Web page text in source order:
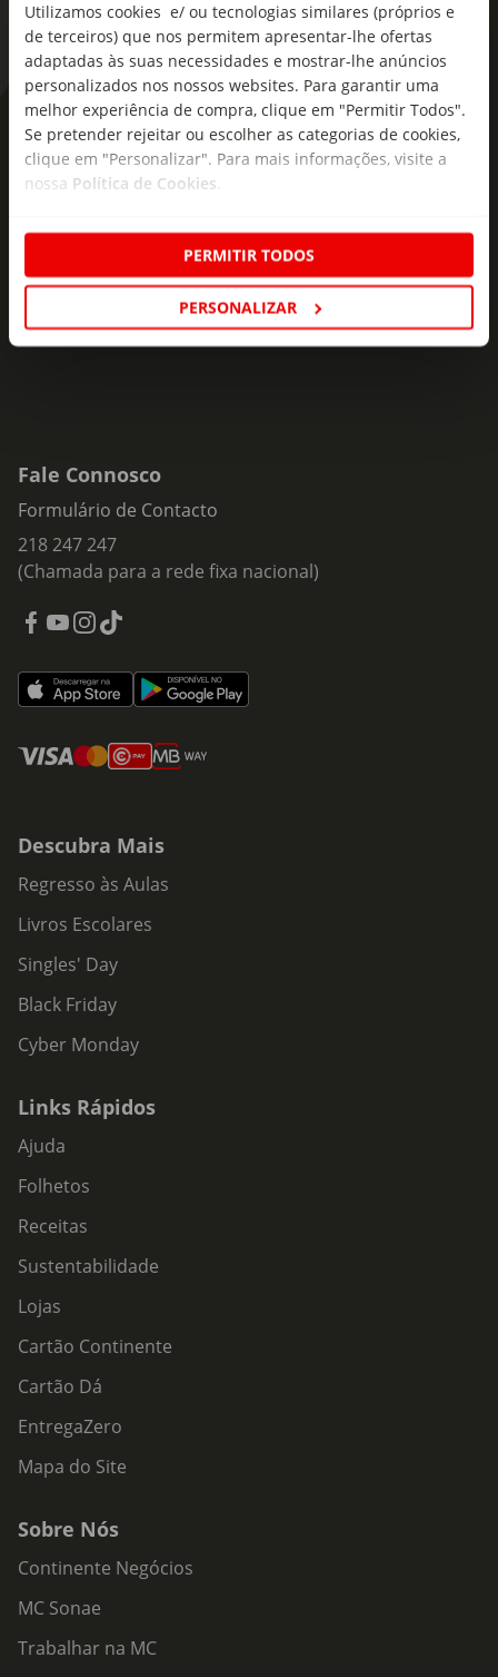
Utilizamos cookies e/ ou tecnologias similares (próprios e
de terceiros) que nos permitem apresentar-lhe ofertas
adaptadas às suas necessidades e mostrar-lhe anúncios
personalizados nos nossos websites. Para garantir uma
melhor experiência de compra, clique em "Permitir Todos".
Se pretender rejeitar ou escolher as categorias de cookies,
clique em "Personalizar". Para mais informações, visite a
nossa Política de Cookies.
PERMITIR TODOS
PERSONALIZAR
As novidades mais frescas no
seu e-mail!
ofertas e novidades para si.
Insira o seu e-
Subscrever
Fale Connosco
Formulário de Contacto
218 247 247
(Chamada para a rede fixa nacional)
Descubra Mais
Regresso às Aulas
Livros Escolares
Singles' Day
Black Friday
Cyber Monday
Links Rápidos
Ajuda
Folhetos
Receitas
Sustentabilidade
Lojas
Cartão Continente
Cartão Dá
EntregaZero
Mapa do Site
Sobre Nós
Continente Negócios
MC Sonae
Trabalhar na MC